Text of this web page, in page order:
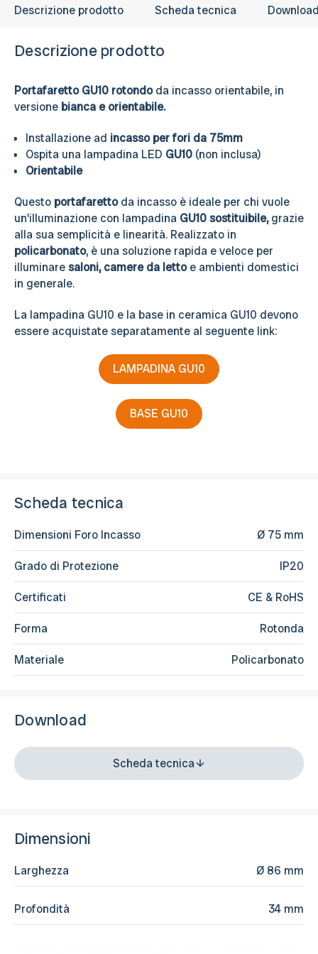
Descrizione prodotto Scheda tecnica
Scheda tecnica
Dimensioni Foro Incasso Ø 75 mm
Grado di Protezione IP20
Certificati CE & RoHS
Forma Rotonda
Materiale Policarbonato
Download
Scheda tecnica
Dimensioni
Larghezza Ø 86 mm
Profondità 34 mm
Descrizione prodotto
Portafaretto GU10 rotondoda incasso orientabile, in
versione bianca e orientabile.
Installazione ad incasso per fori da 75mm
Ospita una lampadina LED GU10 (non inclusa)
Orientabile
Questo portafarettoda incasso è ideale per chi vuole
un'illuminazione con lampadina GU10 sostituibile,grazie
alla sua semplicità e linearità. Realizzato in
policarbonato, è una soluzione rapida e veloce per
illuminaresaloni, camere da lettoe ambienti domestici
in generale.
La lampadina GU10 e la base in ceramica GU10 devono
essere acquistate separatamente al seguente link:
LAMPADINA GU10
BASE GU10